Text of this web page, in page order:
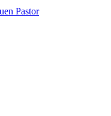
Pastor